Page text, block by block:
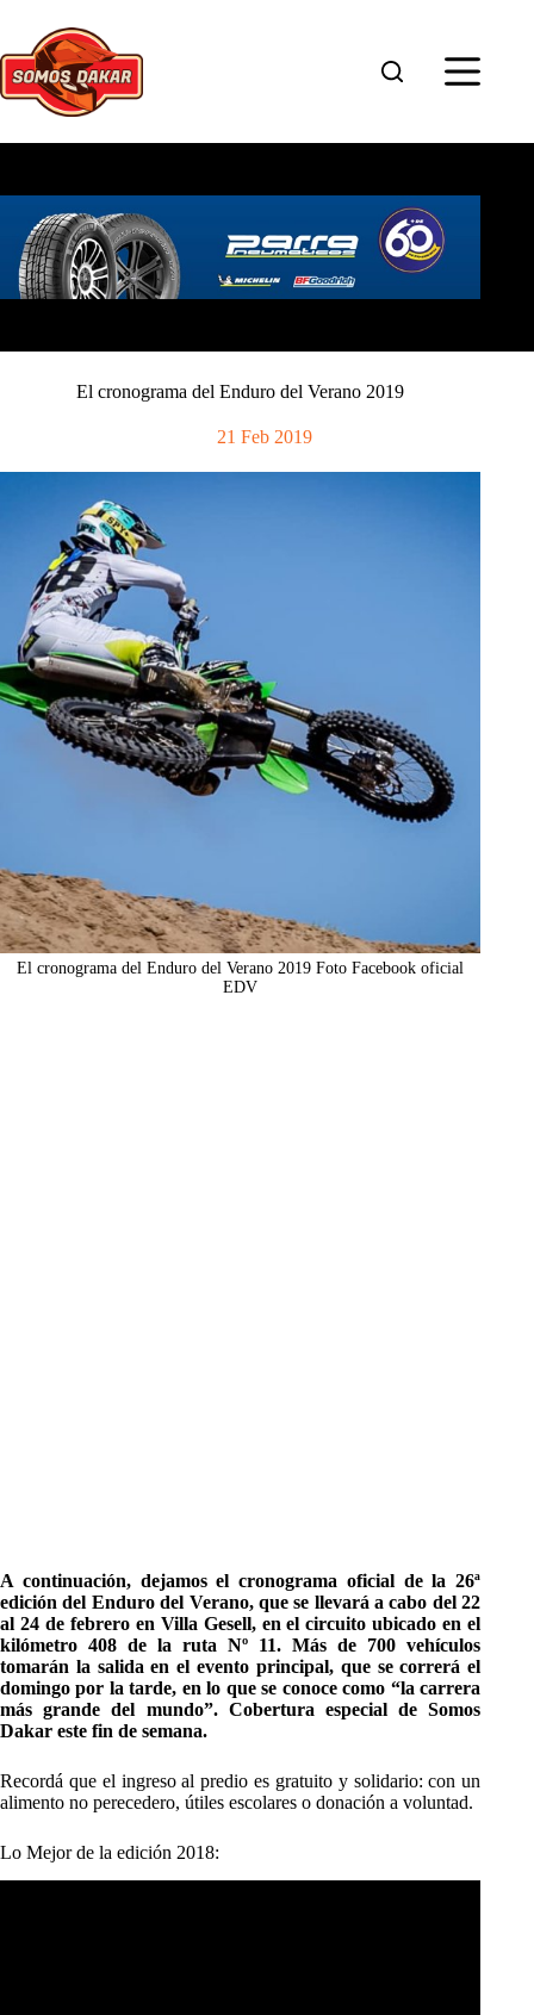
contenido
El cronograma del Enduro del Verano 2019
21 Feb 2019
El cronograma del Enduro del Verano 2019 Foto Facebook oficial
EDV
A continuación, dejamos el cronograma oficial de la 26ª
edición del Enduro del Verano, que se llevará a cabo del 22
al 24 de febrero en Villa Gesell, en el circuito ubicado en el
kilómetro 408 de la ruta Nº 11. Más de 700 vehículos
tomarán la salida en el evento principal, que se correrá el
domingo por la tarde, en lo que se conoce como “la carrera
más grande del mundo”. Cobertura especial de Somos
Dakar este fin de semana.
Recordá que el ingreso al predio es gratuito y solidario: con un
alimento no perecedero, útiles escolares o donación a voluntad.
Lo Mejor de la edición 2018: